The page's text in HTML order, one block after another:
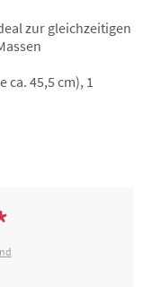
zur gleichzeitigen
ca. 45,5 cm), 1